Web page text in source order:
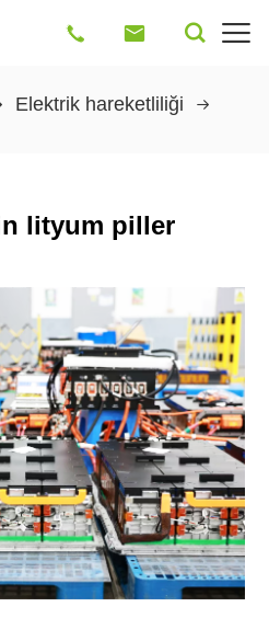
   
Elektrik hareketliliği
lityum piller